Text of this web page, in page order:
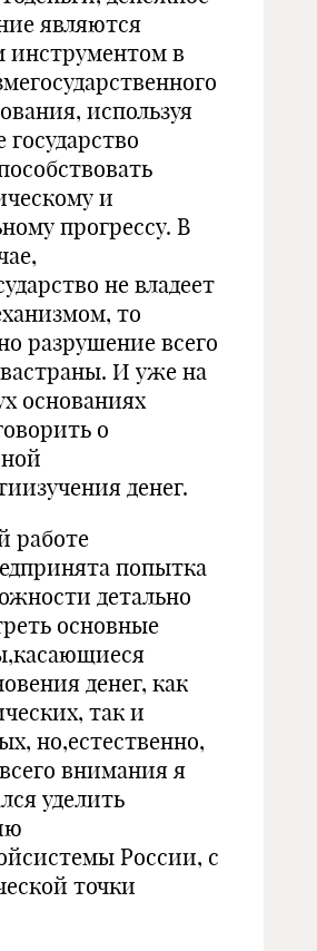
являются
инструментом в
используя
и
прогрессу. В
не владеет
то
разрушение всего
И уже на
основаниях
о
денег.
работе
попытка
детально
основные
денег, как
так и
но,естественно,
внимания я
уделить
России, с
точки